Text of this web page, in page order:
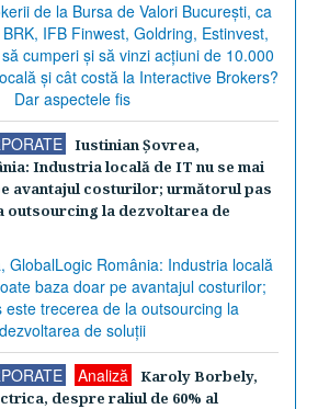
Iustinian Şovrea,
Industria locală de IT nu se mai
avantajul costurilor; următorul pas
outsourcing la dezvoltarea de
Analiză
Karoly Borbely,
despre raliul de 60% al